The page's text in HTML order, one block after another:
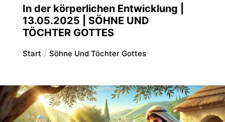
In der körperlichen Entwicklung |
13.05.2025 | SÖHNE UND
TÖCHTER GOTTES
Start Söhne Und Töchter Gottes